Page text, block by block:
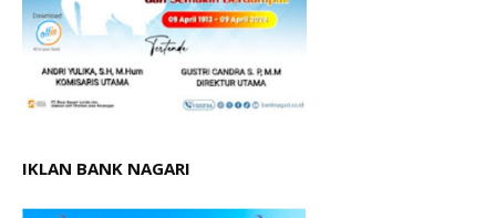
IKLAN BANK NAGARI